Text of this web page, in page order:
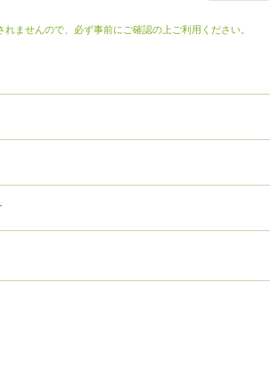
ませんので、必ず事前にご確認の上ご利用ください。